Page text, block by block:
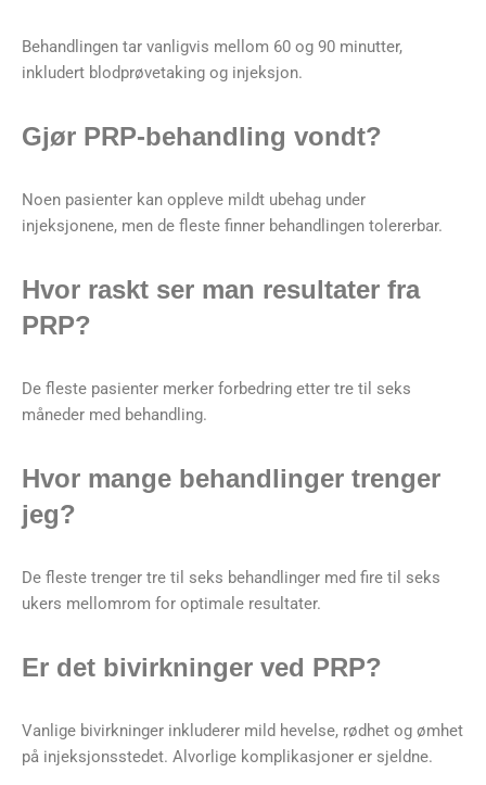
Behandlingen tar vanligvis mellom 60 og 90 minutter,
inkludert blodprøvetaking og injeksjon.
Gjør PRP-behandling vondt?
Noen pasienter kan oppleve mildt ubehag under
injeksjonene, men de fleste finner behandlingen tolererbar.
Hvor raskt ser man resultater fra
PRP?
De fleste pasienter merker forbedring etter tre til seks
måneder med behandling.
Hvor mange behandlinger trenger
jeg?
De fleste trenger tre til seks behandlinger med fire til seks
ukers mellomrom for optimale resultater.
Er det bivirkninger ved PRP?
Vanlige bivirkninger inkluderer mild hevelse, rødhet og ømhet
på injeksjonsstedet. Alvorlige komplikasjoner er sjeldne.